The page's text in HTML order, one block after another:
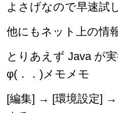
よさげなので早速試
他にもネット上の情
とりあえず Java が
φ(．．)メモメモ
[編集] → [環境設定] →